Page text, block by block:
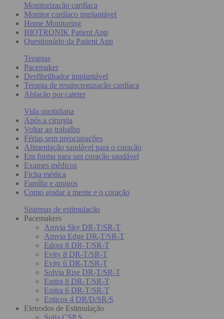
Monitorização cardíaca
Monitor cardíaco implantável
Home Monitoring
BIOTRONIK Patient App
Questionário da Patient App
Terapias
Pacemaker
Desfibrilhador implantável
Terapia de ressincronização cardíaca
Ablação por cateter
Vida quotidiana
Após a cirurgia
Voltar ao trabalho
Férias sem preocupações
Alimentação saudável para o coração
Em forma para um coração saudável
Exames médicos
Ficha médica
Família e amigos
Como ajudar a mente e o coração
Sistemas de estimulação
Pacemakers
Amvia Sky DR-T/SR-T
Amvia Edge DR-T/SR-T
Edora 8 DR-T/SR-T
Evity 8 DR-T/SR-T
Evity 6 DR-T/SR-T
Solvia Rise DR-T/SR-T
Enitra 8 DR-T/SR-T
Enitra 6 DR-T/SR-T
Enticos 4 DR/D/SR/S
Eletrodos de Estimulação
Solia CSP S